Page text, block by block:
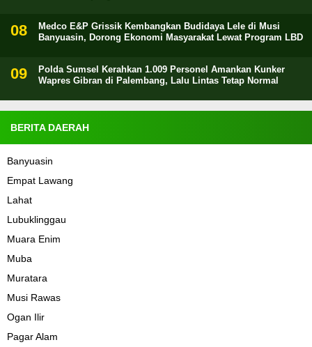
Medco E&P Grissik Kembangkan Budidaya Lele di Musi
Banyuasin, Dorong Ekonomi Masyarakat Lewat Program LBD
Polda Sumsel Kerahkan 1.009 Personel Amankan Kunker
Wapres Gibran di Palembang, Lalu Lintas Tetap Normal
BERITA DAERAH
Banyuasin
Empat Lawang
Lahat
Lubuklinggau
Muara Enim
Muba
Muratara
Musi Rawas
Ogan Ilir
Pagar Alam